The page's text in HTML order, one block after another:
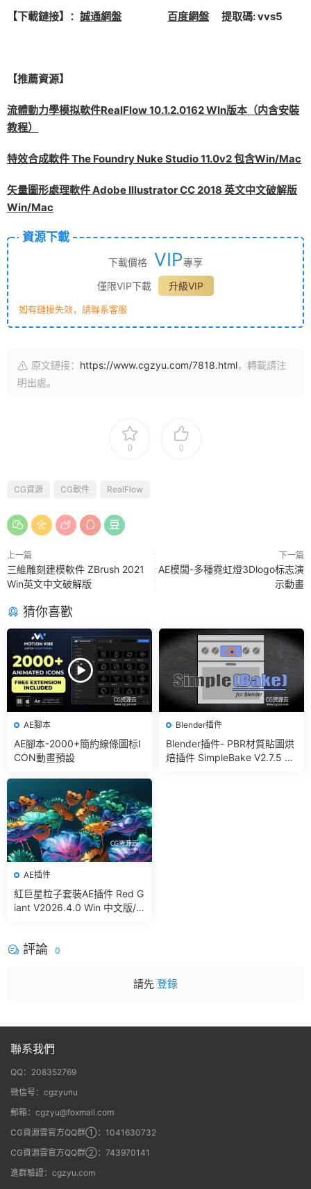
【下載鏈接】： 誠通網盤 百度網盤 提取碼: vvs5
【推薦資源】
流體動力學模拟軟件RealFlow 10.1.2.0162 WIn版本（内含安裝
教程）
特效合成軟件 The Foundry Nuke Studio 11.0v2 包含Win/Mac
矢量圖形處理軟件 Adobe Illustrator CC 2018 英文中文破解版
Win/Mac
資源下載
下載價格 VIP專享
僅限VIP下載
升級VIP
如有鏈接失效，請聯系客服
原文鏈接： https://www.cgzyu.com/7818.html，轉載請注
明出處。
0 0
CG資源 CG軟件 RealFlow
上一篇
三維雕刻建模軟件 ZBrush 2021
Win英文中文破解版
下一篇
AE模闆-多種霓虹燈3Dlogo标志演
示動畫
猜你喜歡
AE腳本
AE腳本-2000+簡約線條圖标I
CON動畫預設
Blender插件
Blender插件- PBR材質貼圖烘
焙插件 SimpleBake V2.7.5 –
AE插件
紅巨星粒子套裝AE插件 Red G
iant V2026.4.0 Win 中文版/
評論 0
請先 登錄
聯系我們
QQ：208352769
微信号：cgzyunu
郵箱：cgzyu@foxmail.com
CG資源雲官方QQ群①：1041630732
CG資源雲官方QQ群②：743970141
進群驗證：cgzyu.com